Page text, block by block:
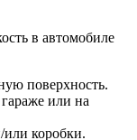
в автомобиле
поверхность.
или на
или коробки.